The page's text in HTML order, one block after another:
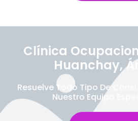
Clínica
Huanchay,
Resuelve Todo Tipo De
Nuestro Equipo